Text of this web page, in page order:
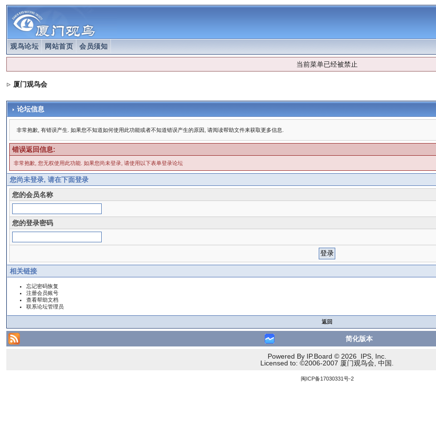
观鸟论坛 网站首页 会员须知
当前菜单已经被禁止
厦门观鸟会
论坛信息
非常抱歉, 有错误产生. 如果您不知道如何使用此功能或者不知道错误产生的原因, 请阅读帮助文件来获取更多信息.
错误返回信息:
非常抱歉, 您无权使用此功能. 如果您尚未登录, 请使用以下表单登录论坛
您尚未登录, 请在下面登录
您的会员名称
您的登录密码
相关链接
忘记密码恢复
注册会员账号
查看帮助文档
联系论坛管理员
返回
简化版本
Powered By IP.Board © 2026 IPS, Inc.
Licensed to: ©2006-2007 厦门观鸟会, 中国.
闽ICP备17030331号-2